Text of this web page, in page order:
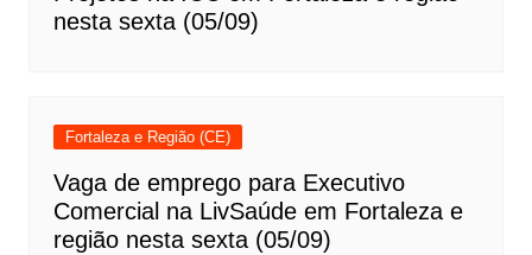
nesta sexta (05/09)
Fortaleza e Região (CE)
Vaga de emprego para Executivo
Comercial na LivSaúde em Fortaleza e
região nesta sexta (05/09)